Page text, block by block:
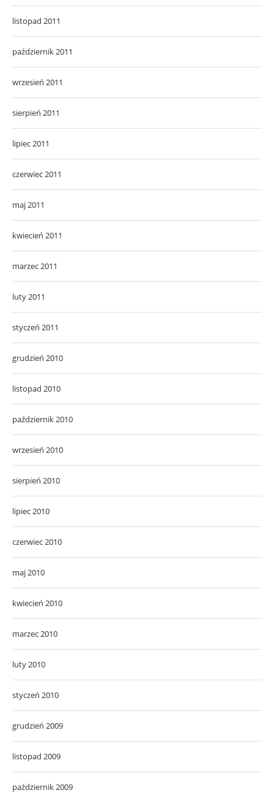
listopad 2011
październik 2011
wrzesień 2011
sierpień 2011
lipiec 2011
czerwiec 2011
maj 2011
kwiecień 2011
marzec 2011
luty 2011
styczeń 2011
grudzień 2010
listopad 2010
październik 2010
wrzesień 2010
sierpień 2010
lipiec 2010
czerwiec 2010
maj 2010
kwiecień 2010
marzec 2010
luty 2010
styczeń 2010
grudzień 2009
listopad 2009
październik 2009